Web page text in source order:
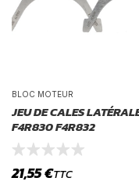
BLOC MOTEUR
JEU DE CALES
F4R830 F4R832
21,55€TTC